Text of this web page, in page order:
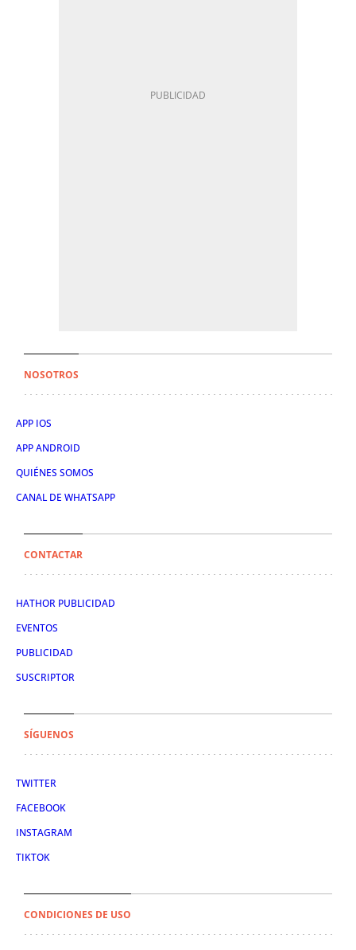
NOSOTROS
APP IOS
APP ANDROID
QUIÉNES SOMOS
CANAL DE WHATSAPP
CONTACTAR
HATHOR PUBLICIDAD
EVENTOS
PUBLICIDAD
SUSCRIPTOR
SÍGUENOS
TWITTER
FACEBOOK
INSTAGRAM
TIKTOK
CONDICIONES DE USO